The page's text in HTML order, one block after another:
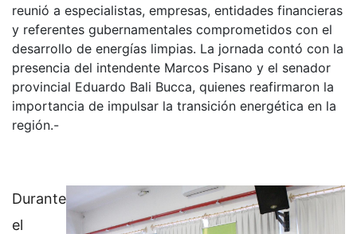
reunió a especialistas, empresas, entidades financieras
y referentes gubernamentales comprometidos con el
desarrollo de energías limpias. La jornada contó con la
presencia del intendente Marcos Pisano y el senador
provincial Eduardo Bali Bucca, quienes reafirmaron la
importancia de impulsar la transición energética en la
región.-
Durante
el